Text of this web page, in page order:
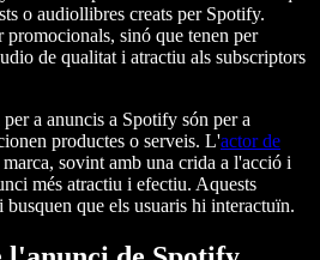
o audiollibres creats per Spotify.
promocionals, sinó que tenen per
de qualitat i atractiu als subscriptors
a anuncis a Spotify són per a
productes o serveis. L'actor de
sovint amb una crida a l'acció i
més atractiu i efectiu. Aquests
busquen que els usuaris hi interactuïn.